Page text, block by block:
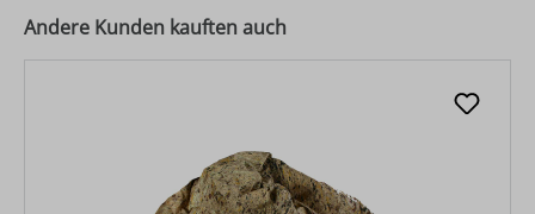
Andere Kunden kauften auch